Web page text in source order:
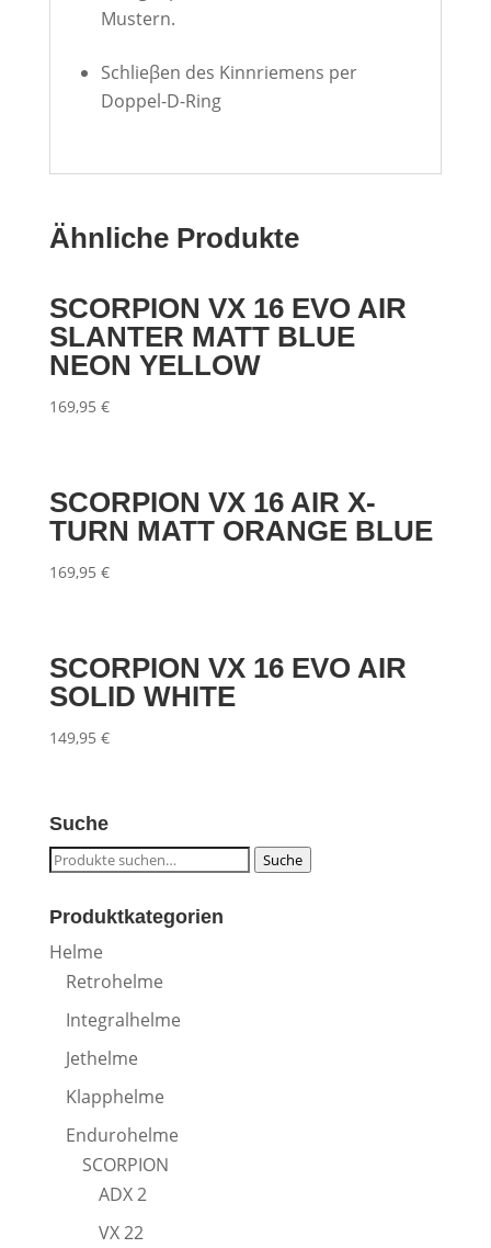
Mustern.
Schlieβen des Kinnriemens per
Doppel-D-Ring
Ähnliche Produkte
SCORPION VX 16 EVO AIR
SLANTER MATT BLUE
NEON YELLOW
169,95 €
SCORPION VX 16 AIR X-
TURN MATT ORANGE BLUE
169,95 €
SCORPION VX 16 EVO AIR
SOLID WHITE
149,95 €
Suche
Suche
Suche
Produktkategorien
Helme
Retrohelme
Integralhelme
Jethelme
Klapphelme
Endurohelme
SCORPION
ADX 2
VX 22